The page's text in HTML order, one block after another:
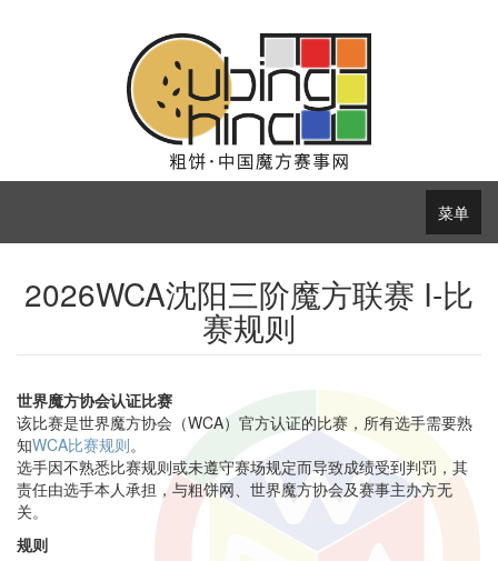
菜单
2026WCA沈阳三阶魔方联赛 I-比
赛规则
世界魔方协会认证比赛
该比赛是世界魔方协会（WCA）官方认证的比赛，所有选手需要熟
知WCA比赛规则。
选手因不熟悉比赛规则或未遵守赛场规定而导致成绩受到判罚，其
责任由选手本人承担，与粗饼网、世界魔方协会及赛事主办方无
关。
规则